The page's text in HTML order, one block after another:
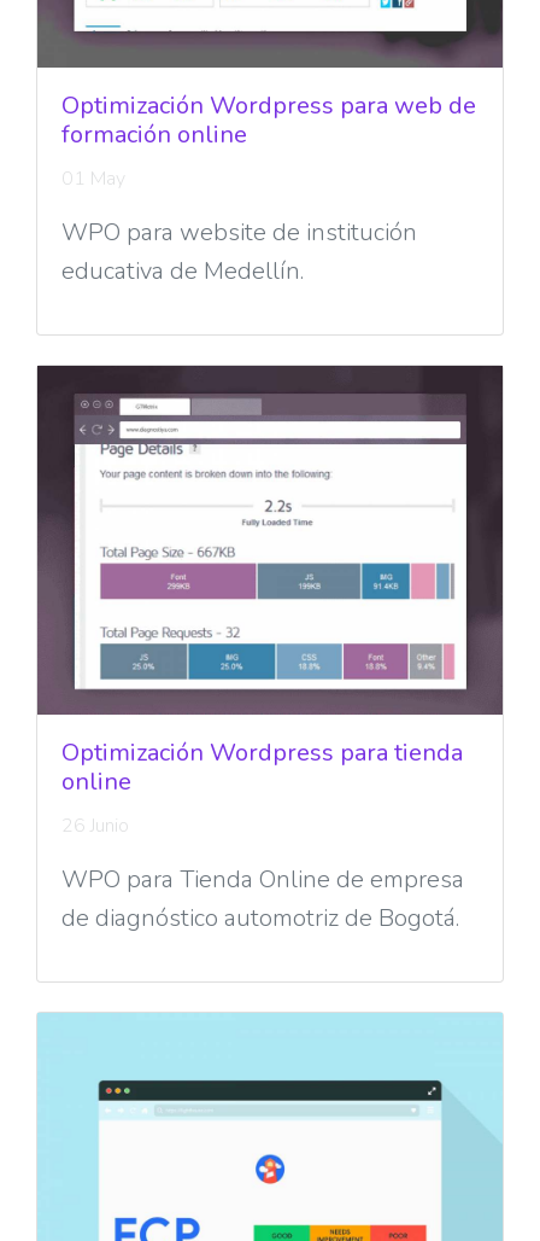
Optimización Wordpress para web de
formación online
01 May
WPO para website de institución
educativa de Medellín.
Optimización Wordpress para tienda
online
26 Junio
WPO para Tienda Online de empresa
de diagnóstico automotriz de Bogotá.